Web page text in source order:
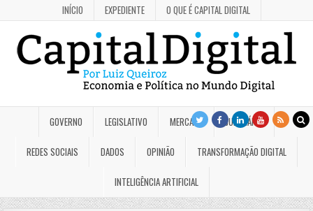
INÍCIO EXPEDIENTE O QUE É CAPITAL DIGITAL
GOVERNO LEGISLATIVO MERCADO JUDICIÁRIO
REDES SOCIAIS DADOS OPINIÃO TRANSFORMAÇÃO DIGITAL
INTELIGÊNCIA ARTIFICIAL